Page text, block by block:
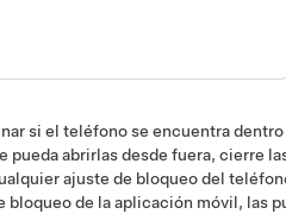
si el teléfono se encuentra dentro
pueda abrirlas desde fuera, cierre
ajuste de bloqueo del
de la aplicación móvil, las